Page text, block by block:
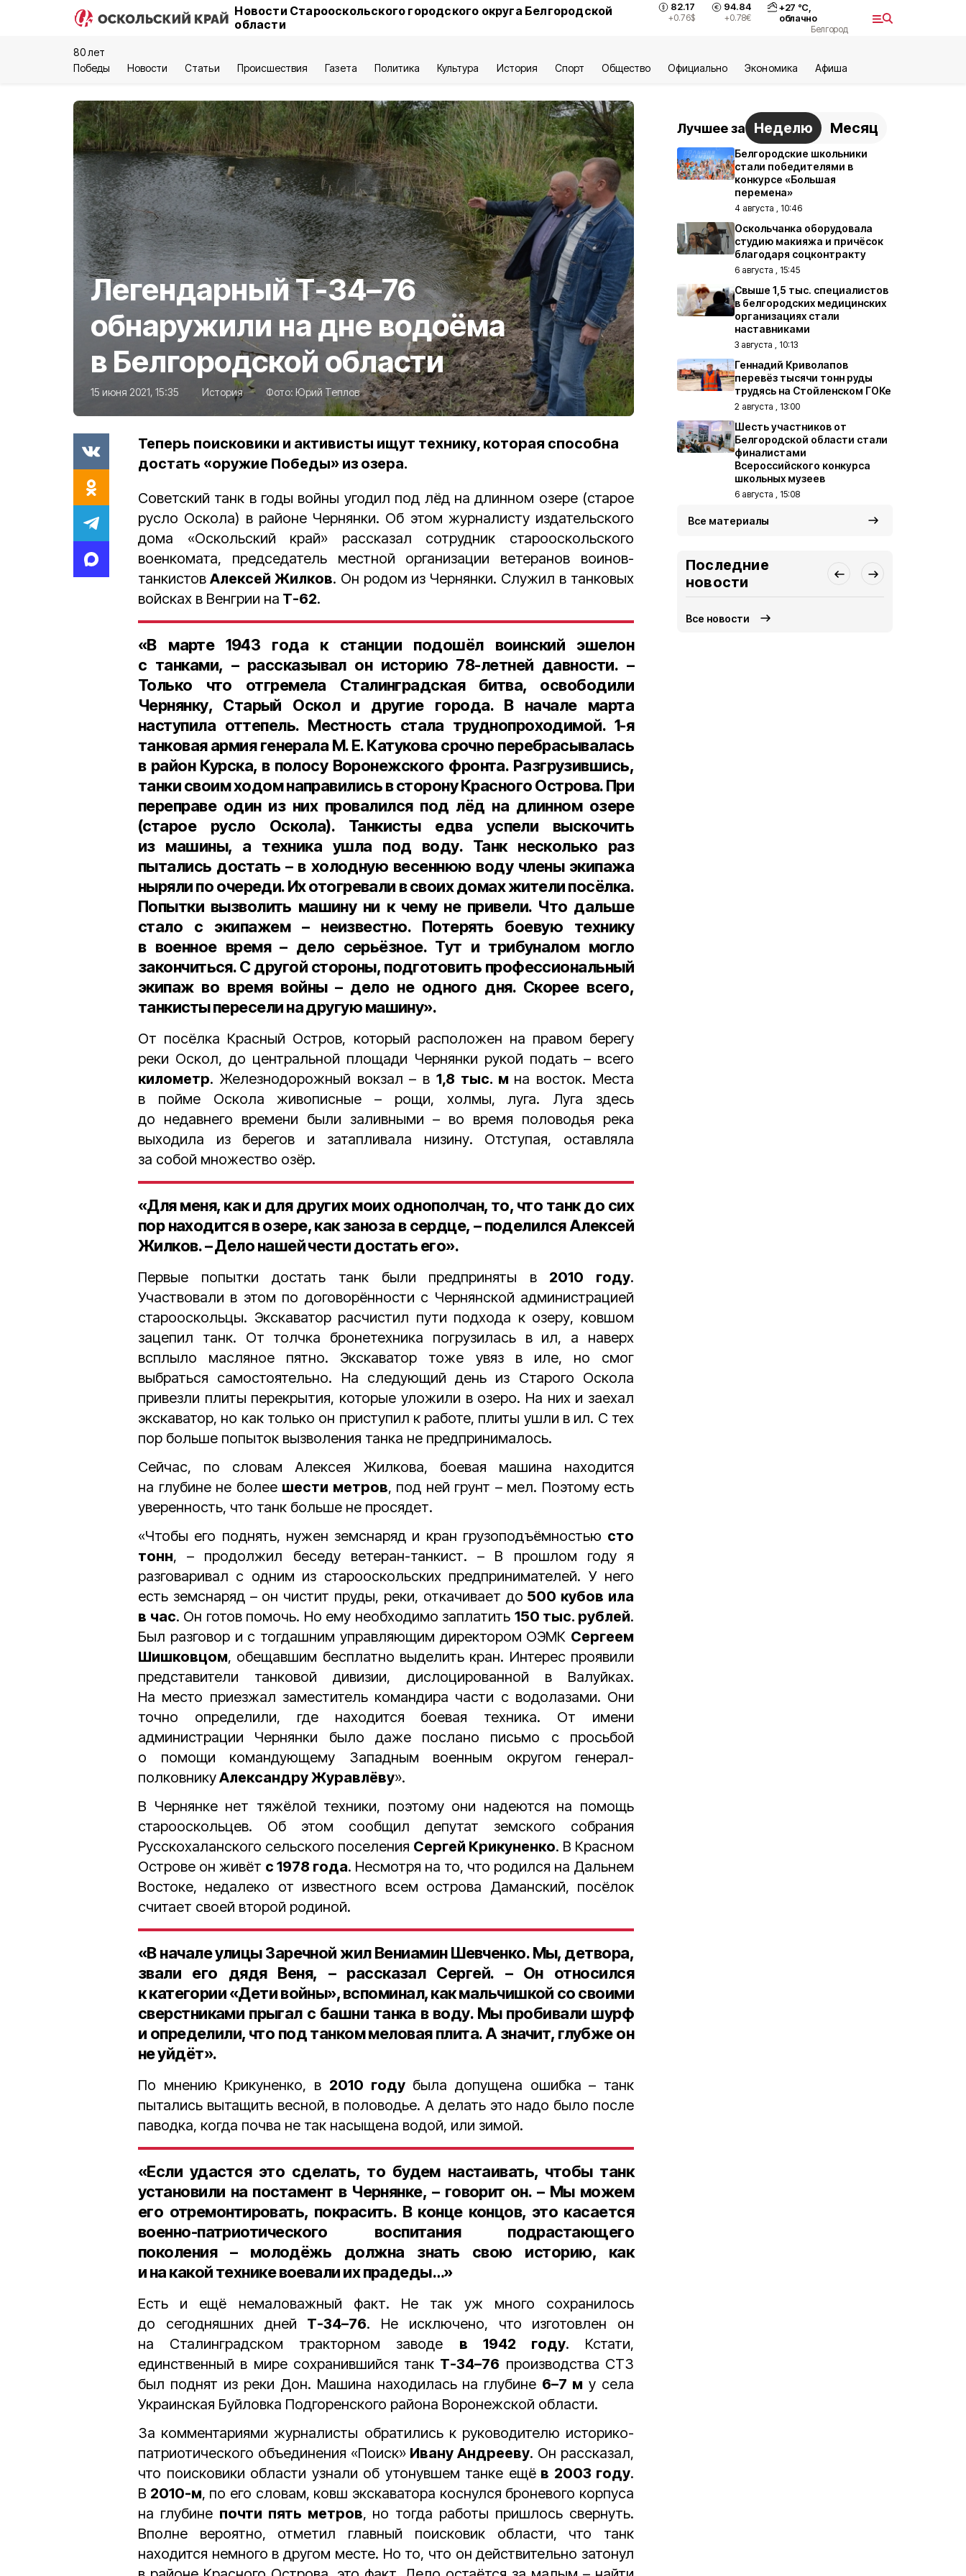
Новости Старооскольского городского округа Белгородской
области
82.17
+0.76$
94.84
+0.78€
+27 °С,
облачно
Белгород
80 лет
Победы
Новости Статьи Происшествия Газета Политика Культура История Спорт Общество Официально Экономика Aфиша
Легендарный Т-34–76
обнаружили на дне водоёма
в Белгородской области
15 июня 2021, 15:35 История Фото: Юрий Теплов
Теперь поисковики и активисты ищут технику, которая способна
достать «оружие Победы» из озера.
Советский танк в годы войны угодил под лёд на длинном озере (старое
русло Оскола) в районе Чернянки. Об этом журналисту издательского
дома «Оскольский край» рассказал сотрудник старооскольского
военкомата, председатель местной организации ветеранов воинов-
танкистов Алексей Жилков. Он родом из Чернянки. Служил в танковых
войсках в Венгрии на Т-62.
«В марте 1943 года к станции подошёл воинский эшелон
с танками, – рассказывал он историю78-летней давности. –
Только что отгремела Сталинградская битва, освободили
Чернянку, Старый Оскол и другие города. В начале марта
наступила оттепель. Местность стала труднопроходимой. 1-я
танковая армия генерала М. Е. Катукова срочно перебрасывалась
в район Курска, в полосу Воронежского фронта. Разгрузившись,
танки своим ходом направились в сторону Красного Острова. При
переправе один из них провалился под лёд на длинном озере
(старое русло Оскола). Танкисты едва успели выскочить
из машины, а техника ушла под воду. Танк несколько раз
пытались достать – в холодную весеннюю воду члены экипажа
ныряли по очереди. Их отогревали в своих домах жители посёлка.
Попытки вызволить машину ни к чему не привели. Что дальше
стало с экипажем – неизвестно. Потерять боевую технику
в военное время – дело серьёзное. Тут и трибуналом могло
закончиться. С другой стороны, подготовить профессиональный
экипаж во время войны – дело не одного дня. Скорее всего,
танкисты пересели на другую машину».
От посёлка Красный Остров, который расположен на правом берегу
реки Оскол, до центральной площади Чернянки рукой подать – всего
километр. Железнодорожный вокзал – в 1,8 тыс. м на восток. Места
в пойме Оскола живописные – рощи, холмы, луга. Луга здесь
до недавнего времени были заливными – во время половодья река
выходила из берегов и затапливала низину. Отступая, оставляла
за собой множество озёр.
«Для меня, как и для других моих однополчан, то, что танк до сих
пор находится в озере, как заноза в сердце, – поделился Алексей
Жилков. – Дело нашей чести достать его».
Первые попытки достать танк были предприняты в 2010 году.
Участвовали в этом по договорённости с Чернянской администрацией
старооскольцы. Экскаватор расчистил пути подхода к озеру, ковшом
зацепил танк. От толчка бронетехника погрузилась в ил, а наверх
всплыло масляное пятно. Экскаватор тоже увяз в иле, но смог
выбраться самостоятельно. На следующий день из Старого Оскола
привезли плиты перекрытия, которые уложили в озеро. На них и заехал
экскаватор, но как только он приступил к работе, плиты ушли в ил. С тех
пор больше попыток вызволения танка не предпринималось.
Сейчас, по словам Алексея Жилкова, боевая машина находится
на глубине не более шести метров, под ней грунт – мел. Поэтому есть
уверенность, что танк больше не просядет.
«Чтобы его поднять, нужен земснаряд и кран грузоподъёмностью сто
тонн, – продолжил беседу ветеран-танкист. – В прошлом году я
разговаривал с одним из старооскольских предпринимателей. У него
есть земснаряд – он чистит пруды, реки, откачивает до 500 кубов ила
в час. Он готов помочь. Но ему необходимо заплатить 150 тыс. рублей.
Был разговор и с тогдашним управляющим директором ОЭМК Сергеем
Шишковцом, обещавшим бесплатно выделить кран. Интерес проявили
представители танковой дивизии, дислоцированной в Валуйках.
На место приезжал заместитель командира части с водолазами. Они
точно определили, где находится боевая техника. От имени
администрации Чернянки было даже послано письмо с просьбой
о помощи командующему Западным военным округом генерал-
полковникуАлександру Журавлёву».
В Чернянке нет тяжёлой техники, поэтому они надеются на помощь
старооскольцев. Об этом сообщил депутат земского собрания
Русскохаланского сельского поселения Сергей Крикуненко. В Красном
Острове он живёт с 1978 года. Несмотря на то, что родился на Дальнем
Востоке, недалеко от известного всем острова Даманский, посёлок
считает своей второй родиной.
«В начале улицы Заречной жилВениамин Шевченко. Мы, детвора,
звали его дядя Веня, – рассказал Сергей. – Он относился
к категории «Дети войны», вспоминал, как мальчишкой со своими
сверстниками прыгал с башни танка в воду. Мы пробивали шурф
и определили, что под танком меловая плита. А значит, глубже он
не уйдёт».
По мнению Крикуненко, в 2010 годубыла допущена ошибка – танк
пытались вытащить весной, в половодье. А делать это надо было после
паводка, когда почва не так насыщена водой, или зимой.
«Если удастся это сделать, то будем настаивать, чтобы танк
установили на постамент в Чернянке, – говорит он. – Мы можем
его отремонтировать, покрасить. В конце концов, это касается
военно-патриотического воспитания подрастающего
поколения – молодёжь должна знать свою историю, как
и на какой технике воевали их прадеды…»
Есть и ещё немаловажный факт. Не так уж много сохранилось
до сегодняшних дней Т-34–76. Не исключено, что изготовлен он
на Сталинградском тракторном заводе в 1942 году. Кстати,
единственный в мире сохранившийся танк Т-34–76 производства СТЗ
был поднят из реки Дон. Машина находилась на глубине 6–7 м у села
Украинская Буйловка Подгоренского района Воронежской области.
За комментариями журналисты обратились к руководителю историко-
патриотического объединения «Поиск» Ивану Андрееву. Он рассказал,
что поисковики области узнали об утонувшем танке ещёв 2003 году.
В 2010-м, по его словам, ковш экскаватора коснулся броневого корпуса
на глубине почти пять метров, но тогда работы пришлось свернуть.
Вполне вероятно, отметил главный поисковик области, что танк
находится немного в другом месте. Но то, что он действительно затонул
Лучшее за Неделю Месяц
Белгородские школьники
стали победителями в
конкурсе «Большая
перемена»
4 августа , 10:46
Оскольчанка оборудовала
студию макияжа и причёсок
благодаря соцконтракту
6 августа , 15:45
Свыше 1,5 тыс. специалистов
в белгородских медицинских
организациях стали
наставниками
3 августа , 10:13
Геннадий Криволапов
перевёз тысячи тонн руды
трудясь на Стойленском ГОКе
2 августа , 13:00
Шесть участников от
Белгородской области стали
финалистами
Всероссийского конкурса
школьных музеев
6 августа , 15:08
Все материалы
Последние
новости
Все новости